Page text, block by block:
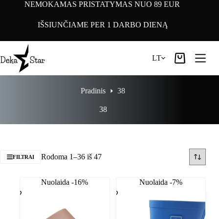
NEMOKAMAS PRISTATYMAS NUO 89 EUR
IŠSIUNČIAME PER 1 DARBO DIENĄ
LT
Pirkinių
Pradinis 38
38
FILTRAI Rodoma 1–36 iš 47
Nuolaida -16% Nuolaida -7%